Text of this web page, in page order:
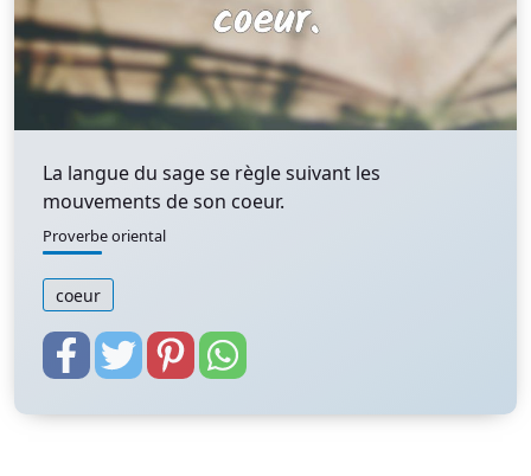
La langue du sage se règle suivant les
mouvements de son coeur.
Proverbe oriental
coeur